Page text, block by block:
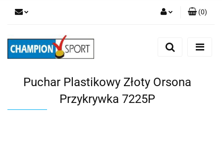
Zarejestruj się
(0)
Puchar Plastikowy Złoty Orsona
Przykrywka 7225P